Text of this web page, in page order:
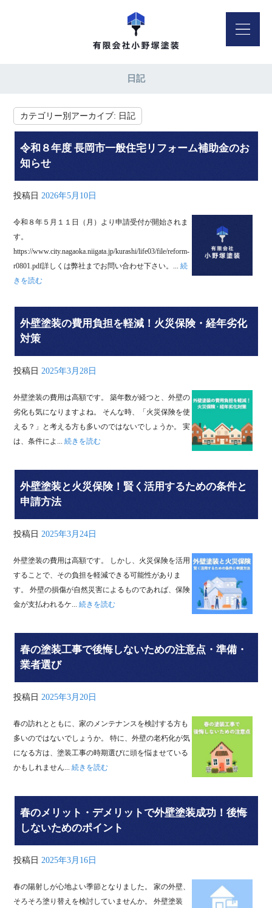
日記
カテゴリー別アーカイブ: 日記
令和８年度 長岡市一般住宅リフォーム補助金のお
知らせ
投稿日 2026年5月10日
令和８年５月１１日（月）より申請受付が開始されま
す。
https://www.city.nagaoka.niigata.jp/kurashi/life03/file/reform-
r0801.pdf詳しくは弊社までお問い合わせ下さい。...続
きを読む
外壁塗装の費用負担を軽減！火災保険・経年劣化
対策
投稿日 2025年3月28日
外壁塗装の費用は高額です。 築年数が経つと、外壁の
劣化も気になりますよね。 そんな時、「火災保険を使
える？」と考える方も多いのではないでしょうか。 実
は、条件によ...続きを読む
外壁塗装と火災保険！賢く活用するための条件と
申請方法
投稿日 2025年3月24日
外壁塗装の費用は高額です。 しかし、火災保険を活用
することで、その負担を軽減できる可能性がありま
す。 外壁の損傷が自然災害によるものであれば、保険
金が支払われるケ...続きを読む
春の塗装工事で後悔しないための注意点・準備・
業者選び
投稿日 2025年3月20日
春の訪れとともに、家のメンテナンスを検討する方も
多いのではないでしょうか。 特に、外壁の老朽化が気
になる方は、塗装工事の時期選びに頭を悩ませている
かもしれません...続きを読む
春のメリット・デメリットで外壁塗装成功！後悔
しないためのポイント
投稿日 2025年3月16日
春の陽射しが心地よい季節となりました。 家の外壁、
そろそろ塗り替えを検討していませんか。 外壁塗装